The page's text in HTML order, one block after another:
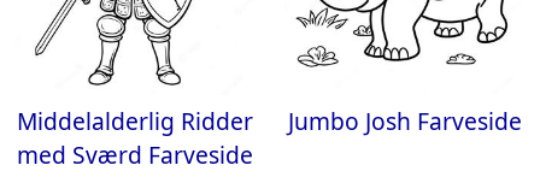
Middelalderlig Ridder
med Sværd Farveside
Jumbo Josh Farveside